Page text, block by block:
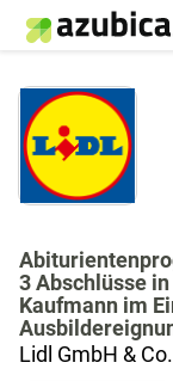
3 Abschlüsse
Kaufmann im
Lidl GmbH &